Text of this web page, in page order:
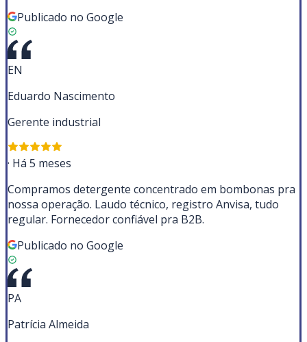
Publicado no Google
EN
Eduardo Nascimento
Gerente industrial
· Há 5 meses
Compramos detergente concentrado em bombonas pra
nossa operação. Laudo técnico, registro Anvisa, tudo
regular. Fornecedor confiável pra B2B.
Publicado no Google
PA
Patrícia Almeida